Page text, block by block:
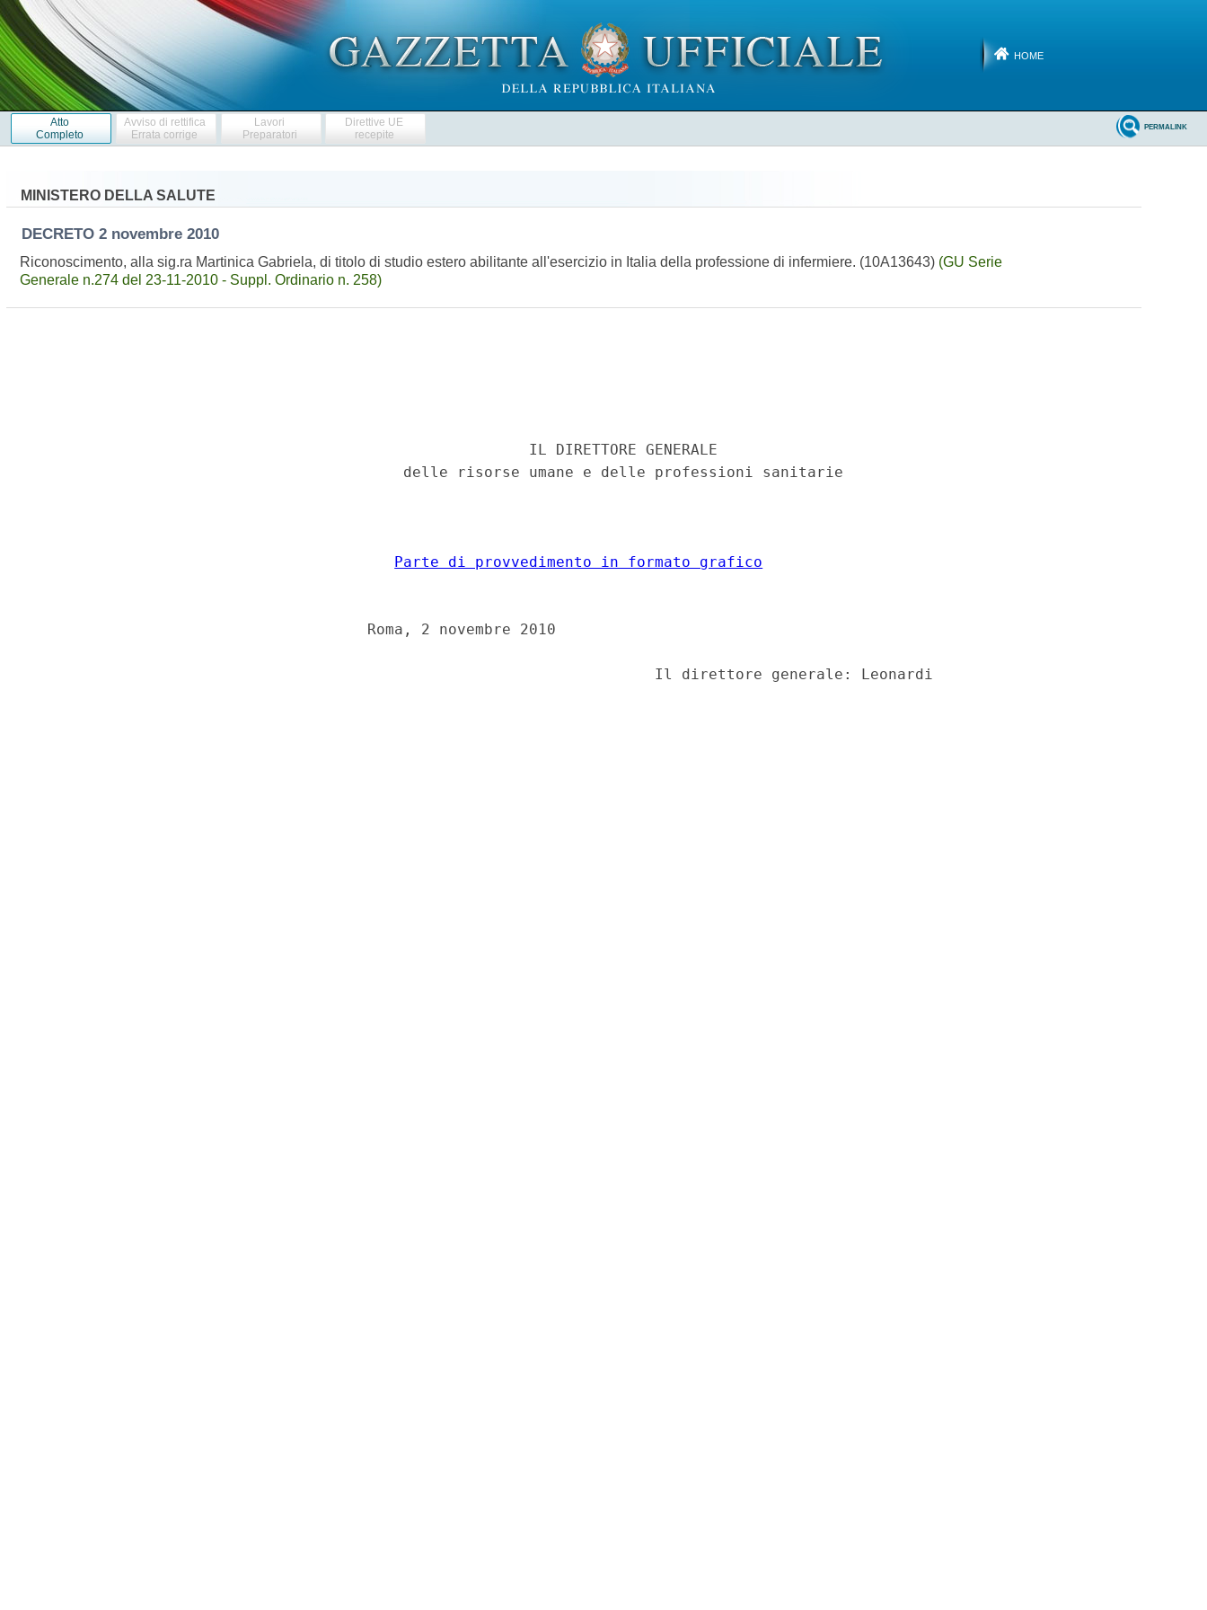
HOME
Atto
Completo
Avviso di rettifica
Errata corrige
Lavori
Preparatori
Direttive UE
recepite
PERMALINK
MINISTERO DELLA SALUTE
DECRETO 2 novembre 2010
Riconoscimento, alla sig.ra Martinica Gabriela, di titolo di studio estero abilitante all'esercizio in Italia della professione di infermiere. (10A13643) (GU Serie
Generale n.274 del 23-11-2010 - Suppl. Ordinario n. 258)